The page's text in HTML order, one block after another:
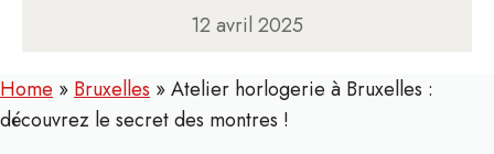
12 avril 2025
Home » Bruxelles »Atelier horlogerie à Bruxelles :
découvrez le secret des montres !